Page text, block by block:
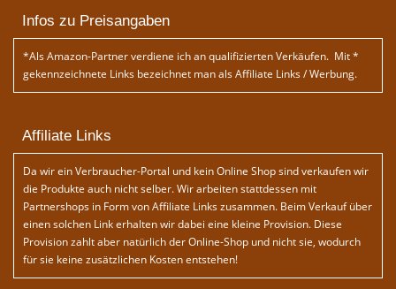
Infos zu Preisangaben
*Als Amazon-Partner verdiene ich an qualifizierten Verkäufen. Mit *
gekennzeichnete Links bezeichnet man als Affiliate Links / Werbung.
Affiliate Links
Da wir ein Verbraucher-Portal und kein Online Shop sind verkaufen wir
die Produkte auch nicht selber. Wir arbeiten stattdessen mit
Partnershops in Form von Affiliate Links zusammen. Beim Verkauf über
einen solchen Link erhalten wir dabei eine kleine Provision. Diese
Provision zahlt aber natürlich der Online-Shop und nicht sie, wodurch
für sie keine zusätzlichen Kosten entstehen!